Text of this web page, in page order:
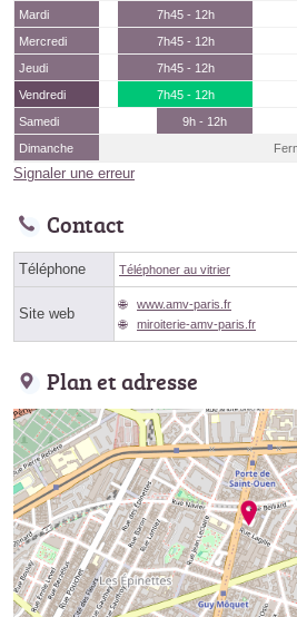
Mardi
7h45 - 12h
Mercredi
7h45 - 12h
Jeudi
7h45 - 12h
Vendredi
7h45 - 12h
Samedi
9h - 12h
Dimanche
Signaler une erreur
Contact
Téléphone Téléphoner au vitrier
Site web
www.amv-paris.fr
miroiterie-amv-paris.fr
Plan et adresse